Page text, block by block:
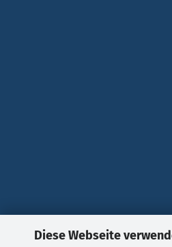
Diese Webseite